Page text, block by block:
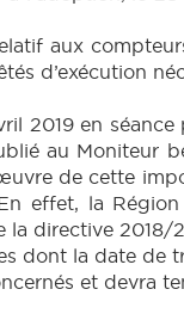
aux
d’exécution
2019 en
au Moniteur
de cette
effet, la
directive 2018/
dont la date de
et devra